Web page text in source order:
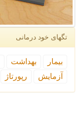
تگهای خود درمانی
بیمار بهداشت
آزمایش
رپورتاژ